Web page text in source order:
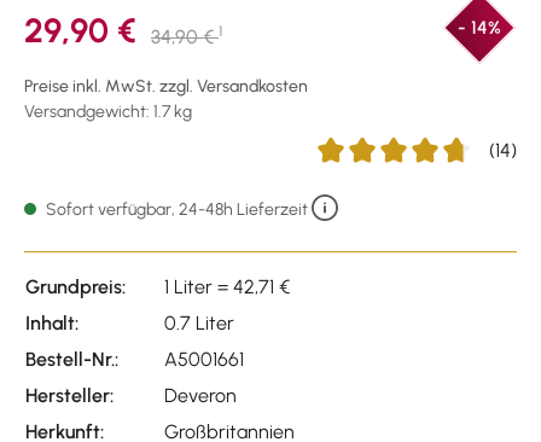
29,90 € 34,90 €1 - 14%
Preise inkl. MwSt. zzgl. Versandkosten
Versandgewicht: 1.7 kg
(14)
Sofort verfügbar, 24-48h Lieferzeit
Grundpreis:
1 Liter = 42,71 €
Inhalt:
0.7 Liter
Bestell-Nr.:
A5001661
Hersteller:
Deveron
Herkunft:
Großbritannien